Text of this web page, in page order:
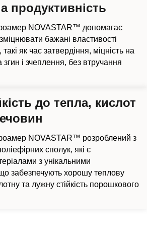
продуктивність
NOVASTAR™ допомагає
бажані властивості
такі як час затвердіння, міцність на
згин і зчеплення, без втручання
до тепла, кислот
NOVASTAR™ розроблений з
сполук, які є
з унікальними
забезпечують хорошу теплову
та лужну стійкість порошкового